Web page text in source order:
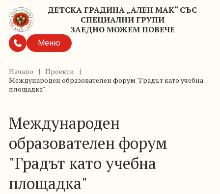
ДЕТСКА ГРАДИНА „АЛЕН МАК“ СЪС
СПЕЦИАЛНИ ГРУПИ
ЗАЕДНО МОЖЕМ ПОВЕЧЕ
Меню
Начало | Проекти
|
Международен образователен форум "Градът като учебна
площадка"
Международен
образователен форум
"Градът като учебна
площадка"